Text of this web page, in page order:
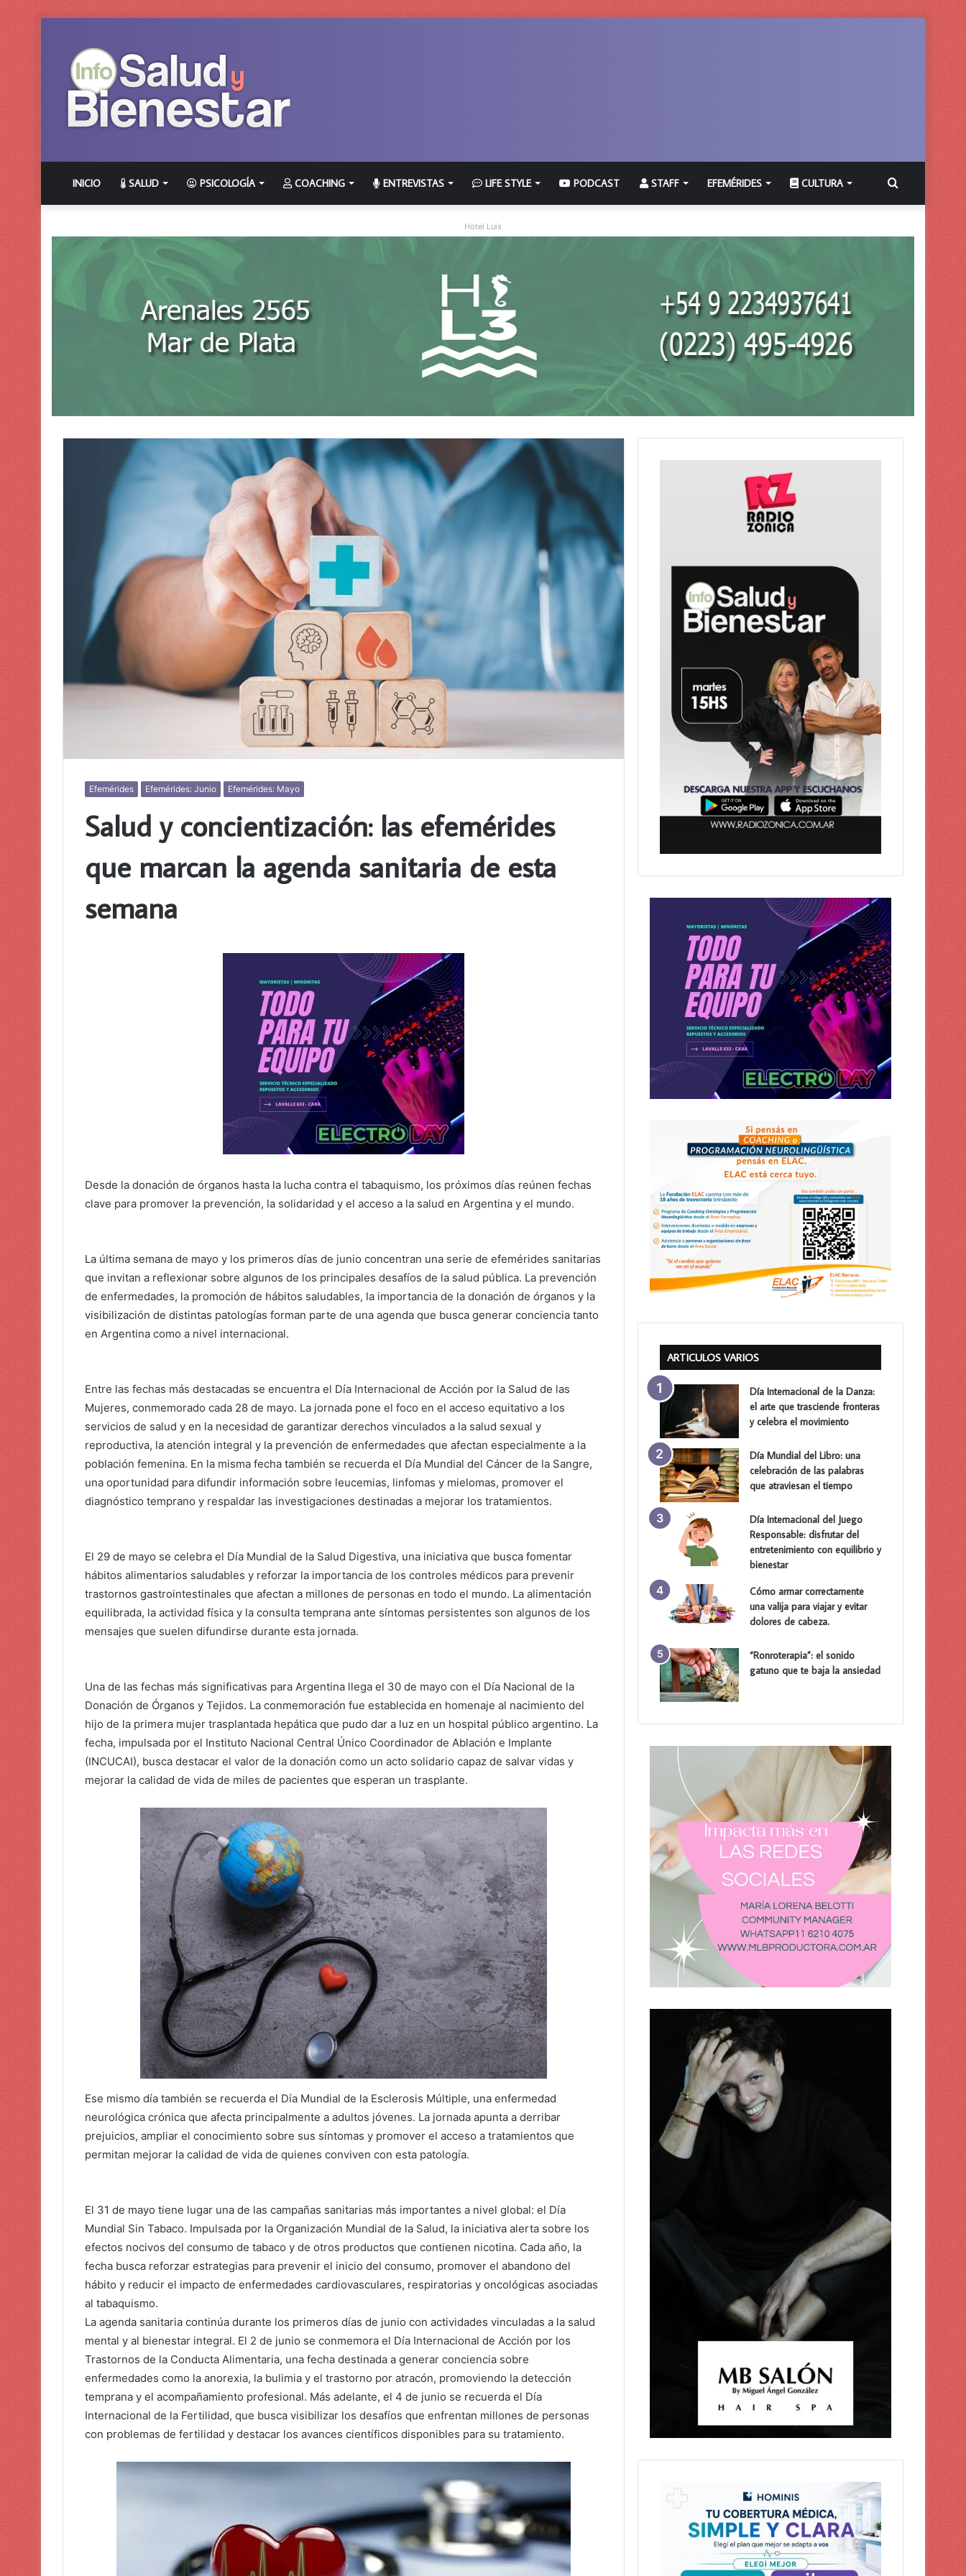
INICIO SALUD PSICOLOGÍA COACHING ENTREVISTAS LIFE STYLE PODCAST STAFF EFEMÉRIDES CULTURA Buscar
Hotel Luis
Efemérides Efemérides: Junio Efemérides: Mayo
Salud y concientización: las efemérides
que marcan la agenda sanitaria de esta
semana
Desde la donación de órganos hasta la lucha contra el tabaquismo, los próximos días reúnen fechas
clave para promover la prevención, la solidaridad y el acceso a la salud en Argentina y el mundo.
La última semana de mayo y los primeros días de junio concentran una serie de efemérides sanitarias
que invitan a reflexionar sobre algunos de los principales desafíos de la salud pública. La prevención
de enfermedades, la promoción de hábitos saludables, la importancia de la donación de órganos y la
visibilización de distintas patologías forman parte de una agenda que busca generar conciencia tanto
en Argentina como a nivel internacional.
Entre las fechas más destacadas se encuentra el Día Internacional de Acción por la Salud de las
Mujeres, conmemorado cada 28 de mayo. La jornada pone el foco en el acceso equitativo a los
servicios de salud y en la necesidad de garantizar derechos vinculados a la salud sexual y
reproductiva, la atención integral y la prevención de enfermedades que afectan especialmente a la
población femenina. En la misma fecha también se recuerda el Día Mundial del Cáncer de la Sangre,
una oportunidad para difundir información sobre leucemias, linfomas y mielomas, promover el
diagnóstico temprano y respaldar las investigaciones destinadas a mejorar los tratamientos.
El 29 de mayo se celebra el Día Mundial de la Salud Digestiva, una iniciativa que busca fomentar
hábitos alimentarios saludables y reforzar la importancia de los controles médicos para prevenir
trastornos gastrointestinales que afectan a millones de personas en todo el mundo. La alimentación
equilibrada, la actividad física y la consulta temprana ante síntomas persistentes son algunos de los
mensajes que suelen difundirse durante esta jornada.
Una de las fechas más significativas para Argentina llega el 30 de mayo con el Día Nacional de la
Donación de Órganos y Tejidos. La conmemoración fue establecida en homenaje al nacimiento del
hijo de la primera mujer trasplantada hepática que pudo dar a luz en un hospital público argentino. La
fecha, impulsada por el Instituto Nacional Central Único Coordinador de Ablación e Implante
(INCUCAI), busca destacar el valor de la donación como un acto solidario capaz de salvar vidas y
mejorar la calidad de vida de miles de pacientes que esperan un trasplante.
Ese mismo día también se recuerda el Día Mundial de la Esclerosis Múltiple, una enfermedad
neurológica crónica que afecta principalmente a adultos jóvenes. La jornada apunta a derribar
prejuicios, ampliar el conocimiento sobre sus síntomas y promover el acceso a tratamientos que
permitan mejorar la calidad de vida de quienes conviven con esta patología.
El 31 de mayo tiene lugar una de las campañas sanitarias más importantes a nivel global: el Día
Mundial Sin Tabaco. Impulsada por la Organización Mundial de la Salud, la iniciativa alerta sobre los
efectos nocivos del consumo de tabaco y de otros productos que contienen nicotina. Cada año, la
fecha busca reforzar estrategias para prevenir el inicio del consumo, promover el abandono del
hábito y reducir el impacto de enfermedades cardiovasculares, respiratorias y oncológicas asociadas
al tabaquismo.
La agenda sanitaria continúa durante los primeros días de junio con actividades vinculadas a la salud
mental y al bienestar integral. El 2 de junio se conmemora el Día Internacional de Acción por los
Trastornos de la Conducta Alimentaria, una fecha destinada a generar conciencia sobre
enfermedades como la anorexia, la bulimia y el trastorno por atracón, promoviendo la detección
temprana y el acompañamiento profesional. Más adelante, el 4 de junio se recuerda el Día
Internacional de la Fertilidad, que busca visibilizar los desafíos que enfrentan millones de personas
con problemas de fertilidad y destacar los avances científicos disponibles para su tratamiento.
ARTICULOS VARIOS
Día Internacional de la Danza:
el arte que trasciende fronteras
y celebra el movimiento
Día Mundial del Libro: una
celebración de las palabras
que atraviesan el tiempo
Día Internacional del Juego
Responsable: disfrutar del
entretenimiento con equilibrio y
bienestar
Cómo armar correctamente
una valija para viajar y evitar
dolores de cabeza.
“Ronroterapia”: el sonido
gatuno que te baja la ansiedad